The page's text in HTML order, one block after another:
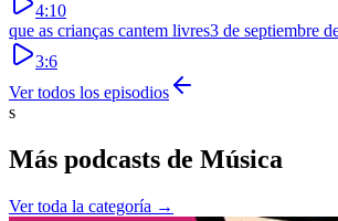
4:10
que as crianças cantem livres3 de septiembre
3:6
Ver todos los episodios
s
Más podcasts de Música
Ver toda la categoría →